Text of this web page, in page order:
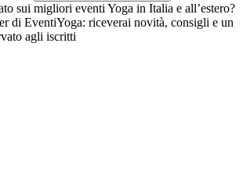
sui migliori eventi Yoga in Italia e all’estero?
di EventiYoga: riceverai novità, consigli e un
agli iscritti